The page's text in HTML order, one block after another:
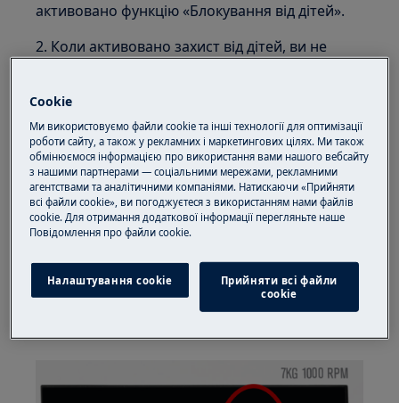
активовано функцію «Блокування від дітей».
2. Коли активовано захист від дітей, ви не
допомогою кнопки/регулятора.
3. Існують різні конфігурації панелі управління
та способи активації/деактивації блокування
від дітей на пральних машинах.
Зазвичай кнопки для відключення блокування
їх немає, зверніться до інструкції з
експлуатації вашої пральної машини.
Cookie
Ми використовуємо файли cookie та інші технології для оптимізації
роботи сайту, а також у рекламних і маркетингових цілях. Ми також
обмінюємося інформацією про використання вами нашого вебсайту
з нашими партнерами — соціальними мережами, рекламними
агентствами та аналітичними компаніями. Натискаючи «Прийняти
всі файли cookie», ви погоджуєтеся з використанням нами файлів
cookie. Для отримання додаткової інформації перегляньте наше
Пoвідомлення прo файли cookie.
Налаштування cookie
Прийняти всі файли
сookie